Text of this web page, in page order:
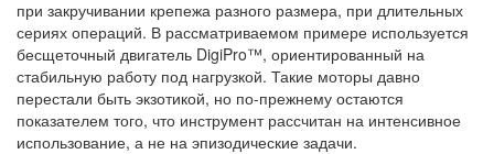
при закручивании крепежа разного размера, при длительных
сериях операций. В рассматриваемом примере используется
бесщеточный двигатель DigiPro™, ориентированный на
стабильную работу под нагрузкой. Такие моторы давно
перестали быть экзотикой, но по-прежнему остаются
показателем того, что инструмент рассчитан на интенсивное
использование, а не на эпизодические задачи.